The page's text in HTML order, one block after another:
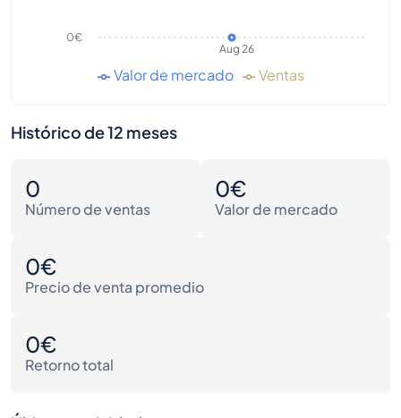
Aug 26
0€
Valor de mercado Ventas
Histórico de 12 meses
0
Número de ventas
0€
Valor de mercado
0€
Precio de venta promedio
0€
Retorno total